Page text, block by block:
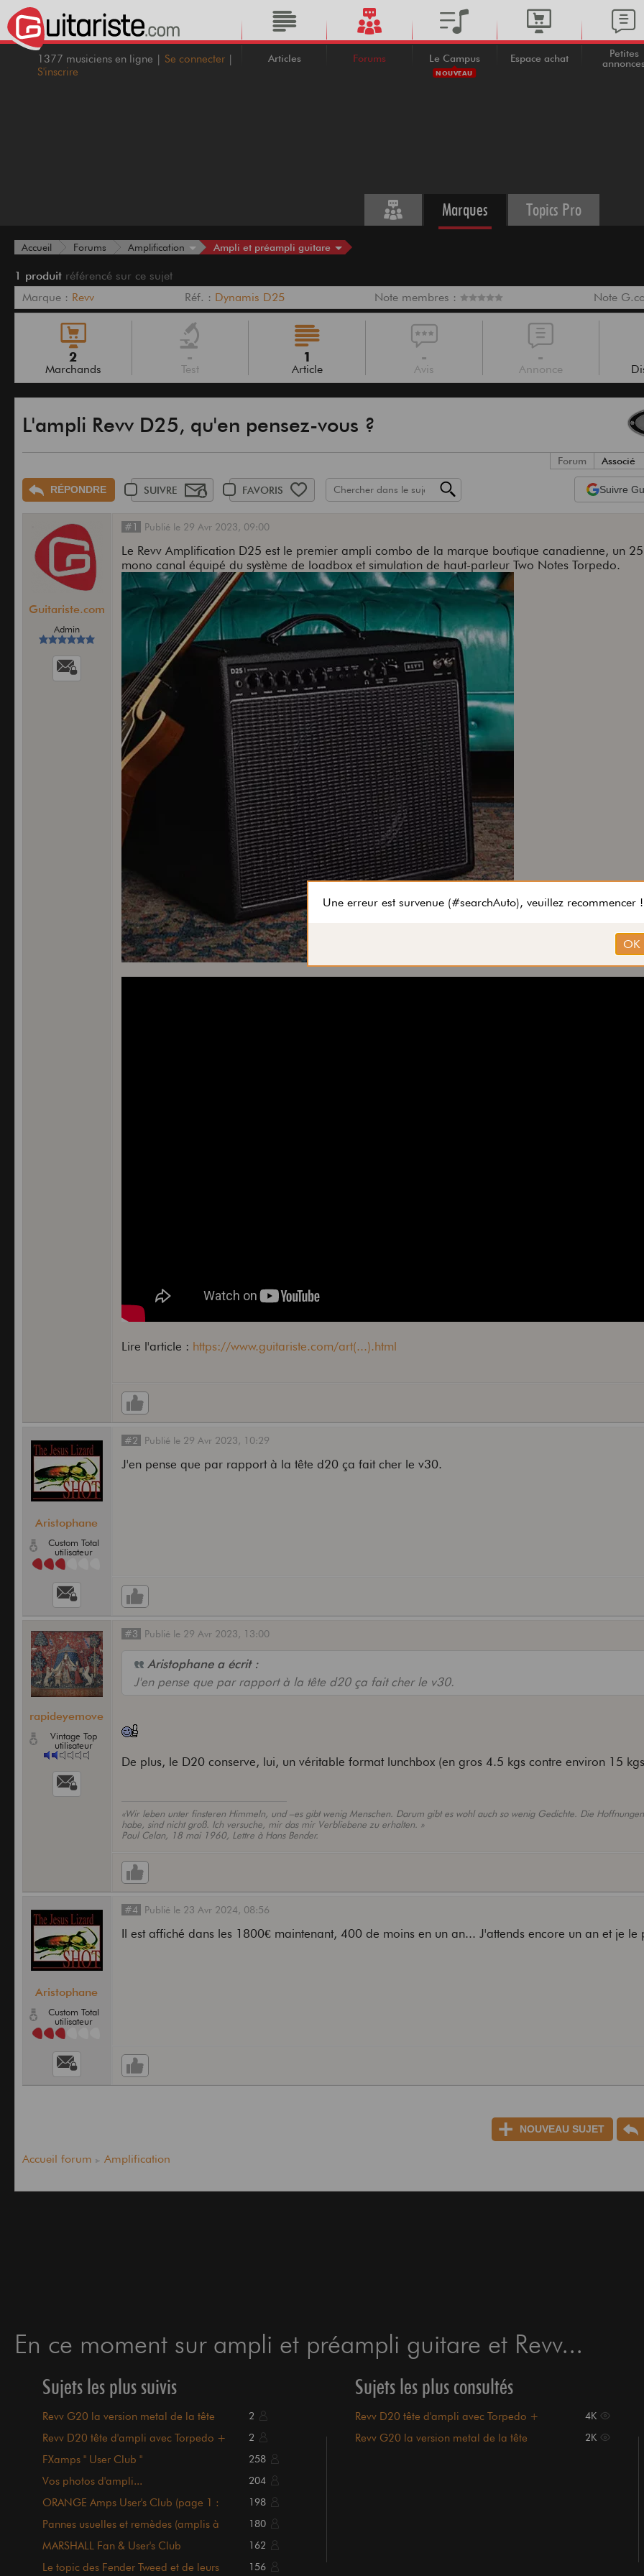
1377 musiciens en ligne | Se connecter |
S'inscrire
Articles Forums Le Campus
NOUVEAU
Espace achat
Petites
Marques Topics Pro
Accueil Forums Amplification Ampli et préampli guitare
1 produit référencé sur ce sujet
Marque : Revv Réf. : Dynamis D25 Note membres : Note
2
Marchands
-
Test
1
Article
-
Avis
-
Annonce
L'ampli Revv D25, qu'en pensez-vous ?
Forum Associé
RÉPONDRE SUIVRE FAVORIS Suivre
Guitariste.com
Admin
#1 Publié le 29 Avr 2023, 09:00
Le Revv Amplification D25 est le premier ampli combo de la marque boutique canadienne, un
mono canal équipé du système de loadbox et simulation de haut-parleur Two Notes Torpedo.
Lire l'article : https://www.guitariste.com/art(...).html
Aristophane
Custom Total
utilisateur
#2 Publié le 29 Avr 2023, 10:29
J'en pense que par rapport à la tête d20 ça fait cher le v30.
rapideyemove
Vintage Top
utilisateur
#3 Publié le 29 Avr 2023, 13:00
Aristophane a écrit :
J'en pense que par rapport à la tête d20 ça fait cher le v30.
De plus, le D20 conserve, lui, un véritable format lunchbox (en gros 4.5 kgs contre environ 15
«Wir leben unter finsteren Himmeln, und –es gibt wenig Menschen. Darum gibt es wohl auch so wenig Gedichte. Die
habe, sind nicht groß. Ich versuche, mir das mir Verbliebene zu erhalten. »
Paul Celan, 18 mai 1960, Lettre à Hans Bender.
Aristophane
Custom Total
utilisateur
#4 Publié le 23 Avr 2024, 08:56
Il est affiché dans les 1800€ maintenant, 400 de moins en un an... J'attends encore un an et je le
NOUVEAU SUJET
Accueil forum Amplification
En ce moment sur ampli et préampli guitare et Revv...
Sujets les plus suivis
Revv G20 la version metal de la tête
2
Revv D20 tête d'ampli avec Torpedo +
2
FXamps " User Club " 258
Vos photos d'ampli... 204
ORANGE Amps User's Club (page 1 :
198
Pannes usuelles et remèdes (amplis à
180
MARSHALL Fan & User's Club 162
Le topic des Fender Tweed et de leurs
156
Sujets les plus consultés
Revv D20 tête d'ampli avec Torpedo +
4K
Revv G20 la version metal de la tête
2K